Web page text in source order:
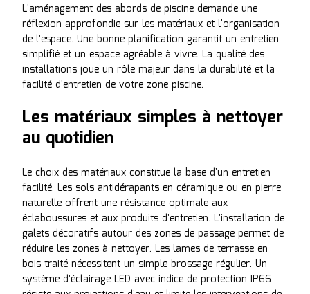
L'aménagement des abords de piscine demande une
réflexion approfondie sur les matériaux et l'organisation
de l'espace. Une bonne planification garantit un entretien
simplifié et un espace agréable à vivre. La qualité des
installations joue un rôle majeur dans la durabilité et la
facilité d'entretien de votre zone piscine.
Les matériaux simples à nettoyer
au quotidien
Le choix des matériaux constitue la base d'un entretien
facilité. Les sols antidérapants en céramique ou en pierre
naturelle offrent une résistance optimale aux
éclaboussures et aux produits d'entretien. L'installation de
galets décoratifs autour des zones de passage permet de
réduire les zones à nettoyer. Les lames de terrasse en
bois traité nécessitent un simple brossage régulier. Un
système d'éclairage LED avec indice de protection IP66